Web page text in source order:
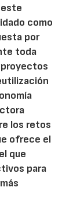
como
por
toda
los retos
ofrece el
que
para